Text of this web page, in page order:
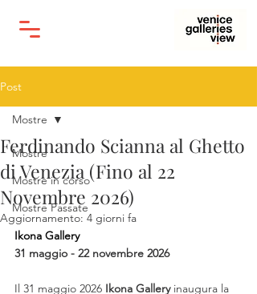
Post
Mostre
Mostre in corso
Mostre Passate
Mostre
Ferdinando Scianna al Ghetto
di Venezia (Fino al 22
Novembre 2026)
Aggiornamento: 4 giorni fa
Ikona Gallery
31 maggio - 22 novembre 2026
Il 31 maggio 2026 Ikona Gallery inaugura la